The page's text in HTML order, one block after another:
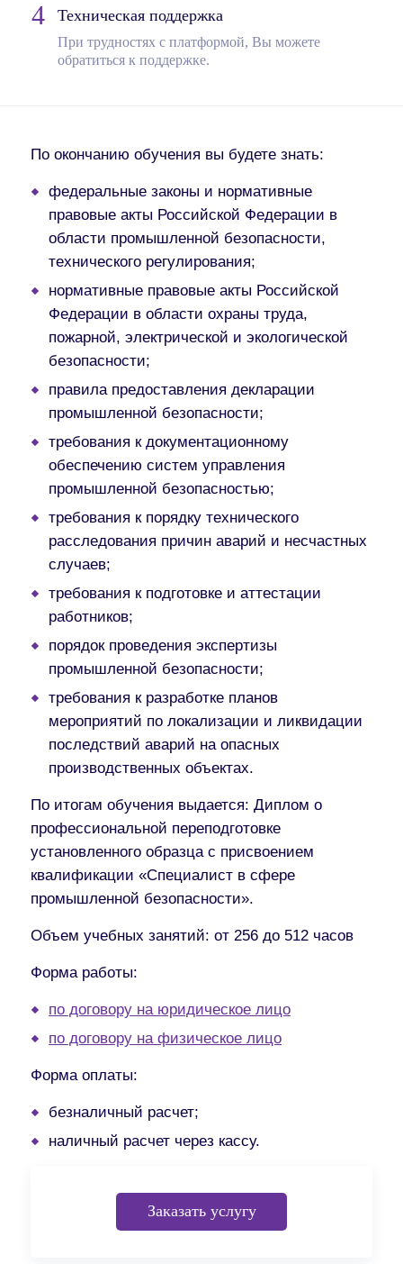
Техническая поддержка
При трудностях с платформой, Вы можете
обратиться к поддержке.
По окончанию обучения вы будете знать:
федеральные законы и нормативные
правовые акты Российской Федерации в
области промышленной безопасности,
технического регулирования;
нормативные правовые акты Российской
Федерации в области охраны труда,
пожарной, электрической и экологической
безопасности;
правила предоставления декларации
промышленной безопасности;
требования к документационному
обеспечению систем управления
промышленной безопасностью;
требования к порядку технического
расследования причин аварий и несчастных
случаев;
требования к подготовке и аттестации
работников;
порядок проведения экспертизы
промышленной безопасности;
требования к разработке планов
мероприятий по локализации и ликвидации
последствий аварий на опасных
производственных объектах.
По итогам обучения выдается: Диплом о
профессиональной переподготовке
установленного образца с присвоением
квалификации «Специалист в сфере
промышленной безопасности».
Объем учебных занятий: от 256 до 512 часов
Форма работы:
по договору на юридическое лицо
по договору на физическое лицо
Форма оплаты:
безналичный расчет;
наличный расчет через кассу.
Заказать услугу